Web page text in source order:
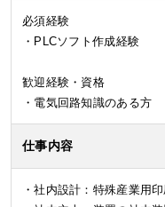
必須経験
・PLCソフト作成経験
歓迎経験・資格
・電気回路知識のある方
仕事内容
・社内設計：特殊産業用